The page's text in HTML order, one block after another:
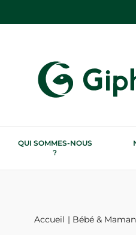
QUI SOMMES-NOUS
?
Accueil Bébé & Maman